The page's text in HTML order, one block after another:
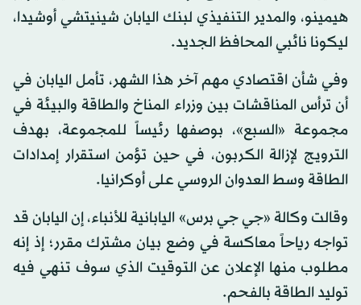
هيمينو، والمدير التنفيذي لبنك اليابان شينيتشي أوشيدا،
ليكونا نائبي المحافظ الجديد.
وفي شأن اقتصادي مهم آخر هذا الشهر، تأمل اليابان في
أن ترأس المناقشات بين وزراء المناخ والطاقة والبيئة في
مجموعة «السبع»، بوصفها رئيساً للمجموعة، بهدف
الترويج لإزالة الكربون، في حين تؤمن استقرار إمدادات
الطاقة وسط العدوان الروسي على أوكرانيا.
وقالت وكالة «جي جي برس» اليابانية للأنباء، إن اليابان قد
تواجه رياحاً معاكسة في وضع بيان مشترك مقرر؛ إذ إنه
مطلوب منها الإعلان عن التوقيت الذي سوف تنهي فيه
توليد الطاقة بالفحم.